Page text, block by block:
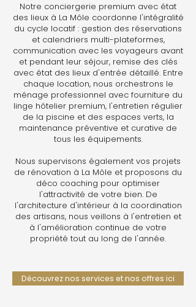
Notre conciergerie premium avec état
des lieux à La Môle coordonne l'intégralité
du cycle locatif : gestion des réservations
et calendriers multi-plateformes,
communication avec les voyageurs avant
et pendant leur séjour, remise des clés
avec état des lieux d'entrée détaillé. Entre
chaque location, nous orchestrons le
ménage professionnel avec fourniture du
linge hôtelier premium, l'entretien régulier
de la piscine et des espaces verts, la
maintenance préventive et curative de
tous les équipements.
Nous supervisons également vos projets
de rénovation à La Môle et proposons du
déco coaching pour optimiser
l'attractivité de votre bien. De
l'architecture d'intérieur à la coordination
des artisans, nous veillons à l'entretien et
à l'amélioration continue de votre
propriété tout au long de l'année.
Découvrez nos services et nos offres ici